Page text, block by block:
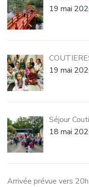
19 mai
19 mai
Séjour
18 mai
Arrivée prévue vers